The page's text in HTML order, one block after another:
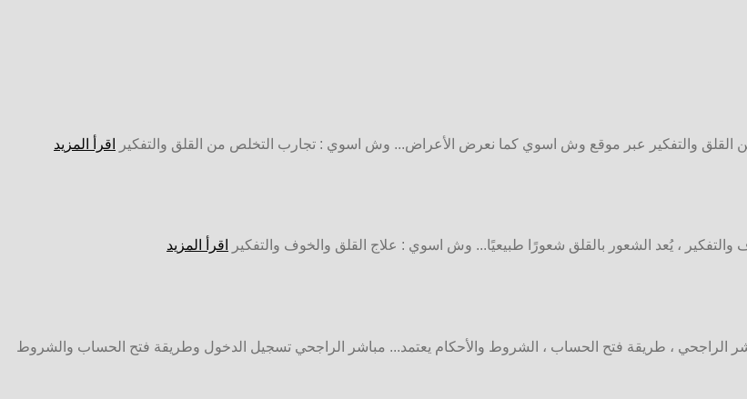
القلق والتفكير عبر موقع وش اسوي كما نعرض الأعراض... وش اسوي : تجارب التخلص من القلق والتفكير اقرأ المزيد
، يُعد الشعور بالقلق شعورًا طبيعيًا... وش اسوي : علاج القلق والخوف والتفكير اقرأ المزيد
، طريقة فتح الحساب ، الشروط والأحكام يعتمد... مباشر الراجحي تسجيل الدخول وطريقة فتح الحساب والشروط